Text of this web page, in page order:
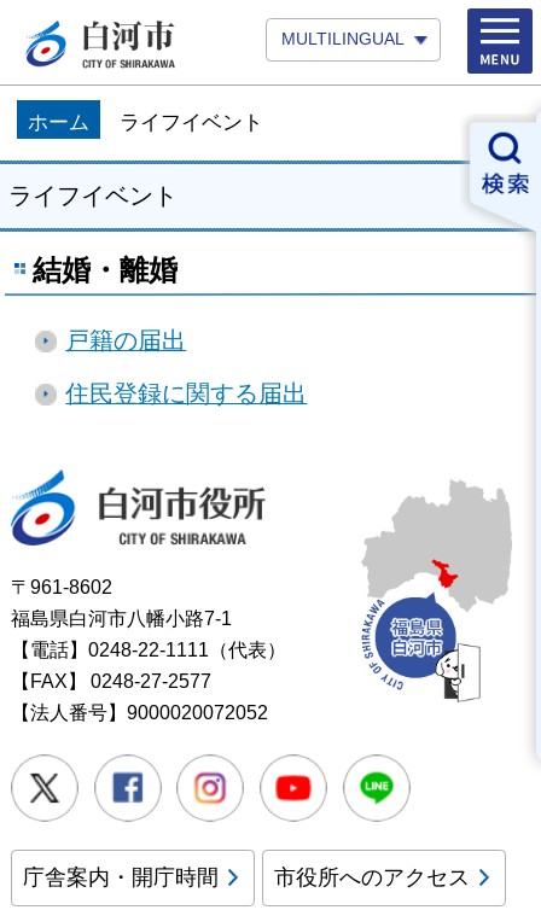
MULTILINGUAL
ホーム ライフイベント
ライフイベント
結婚・離婚
戸籍の届出
住民登録に関する届出
〒961-8602
福島県白河市八幡小路7-1
【電話】0248-22-1111（代表）
【FAX】
0248-27-2577
【法人番号】9000020072052
Twitter FacebookInstagramYoutube
庁舎案内・開庁時間 市役所へのアクセス